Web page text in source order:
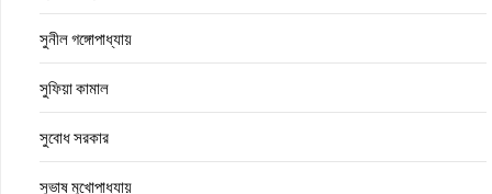
সুনীল গঙ্গোপাধ্যায়
সুফিয়া কামাল
সুবোধ সরকার
সুভাষ মুখোপাধ্যায়